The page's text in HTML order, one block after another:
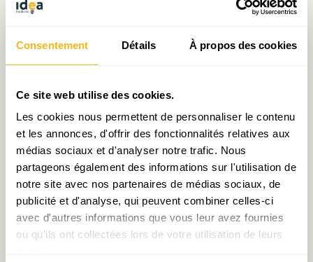
Consentement Détails À propos des cookies
Ce site web utilise des cookies.
Les cookies nous permettent de personnaliser le contenu
et les annonces, d'offrir des fonctionnalités relatives aux
médias sociaux et d'analyser notre trafic. Nous
partageons également des informations sur l'utilisation de
notre site avec nos partenaires de médias sociaux, de
publicité et d'analyse, qui peuvent combiner celles-ci
avec d'autres informations que vous leur avez fournies
ou qu'ils ont collectées lors de votre utilisation de leurs
Articles liés